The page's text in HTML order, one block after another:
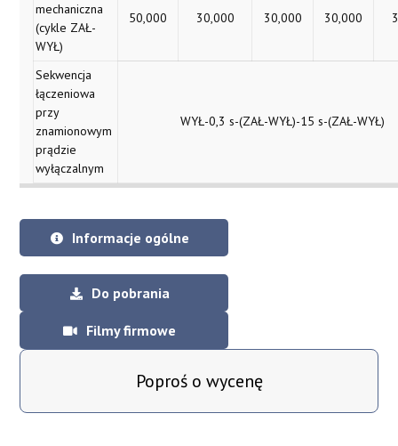
mechaniczna
(cykle ZAŁ-
WYŁ)
50,000 30,000 30,000 30,000
Sekwencja
łączeniowa
przy
znamionowym
prądzie
wyłączalnym
WYŁ-0,3 s-(ZAŁ-WYŁ)-15 s-(ZAŁ-WYŁ)
Informacje ogólne
Do pobrania
Filmy firmowe
Poproś o wycenę